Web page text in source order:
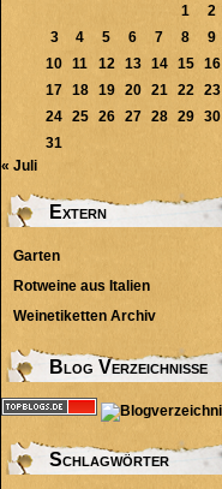
1
2
3
4 5 6 7 8
9
10 11 12 13 14 15
16
17 18 19 20 21 22
23
24 25 26 27 28 29
30
31
« Juli
Extern
Garten
Rotweine aus Italien
Weinetiketten Archiv
Blog Verzeichnisse
Schlagwörter